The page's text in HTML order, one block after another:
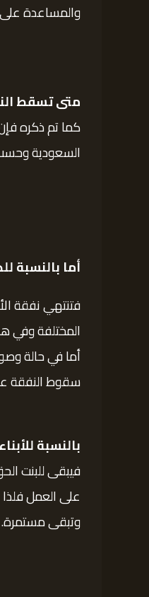
والمساعدة
متى تسقط
كما تم ذكره
السعودية
أما بالنسبة
فتنتهي نفقة
المختلفة وفي
أما في حالة
سقوط النفقة
بالنسبة
فيبقى للبنت
على العمل
وتبقى مستمرة.